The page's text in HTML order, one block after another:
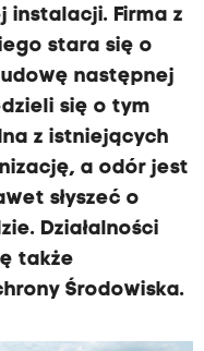
instalacji. Firma z
stara się o
następnej
się o tym
z istniejących
a odór jest
słyszeć o
Działalności
także
Środowiska.